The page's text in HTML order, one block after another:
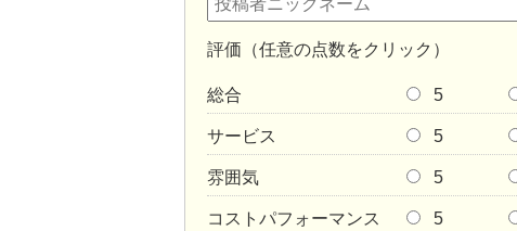
評価（任意の点数をクリック）
総合 5
サービス 5
雰囲気 5
コストパフォーマンス 5